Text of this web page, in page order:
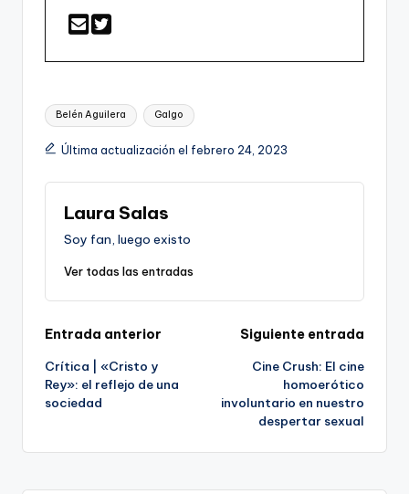
Etiquetas:
Belén Aguilera Galgo
Última actualización el febrero 24, 2023
Laura Salas
Soy fan, luego existo
Ver todas las entradas
Navegación
de
entradas
Entrada anterior
Crítica | «Cristo y
Rey»: el reflejo de una
sociedad
Siguiente entrada
Cine Crush: El cine
homoerótico
involuntario en nuestro
despertar sexual